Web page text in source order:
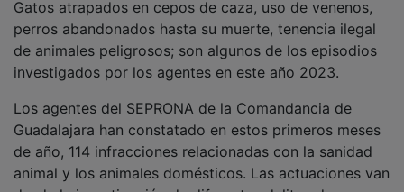
perros abandonados hasta su muerte, tenencia ilegal
de animales peligrosos; son algunos de los episodios
investigados por los agentes en este año 2023.
Guadalajara han constatado en estos primeros meses
de año, 114 infracciones relacionadas con la sanidad
animal y los animales domésticos. Las actuaciones van
desde la investigación de diferentes delitos de